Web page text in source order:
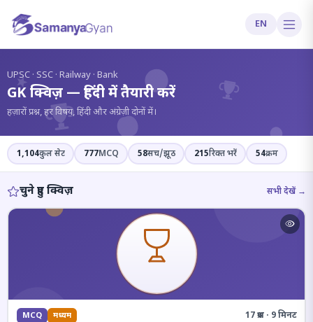
EN
?
UPSC · SSC · Railway · Bank
GK क्विज़ — हिंदी में तैयारी करें
हज़ारों प्रश्न, हर विषय, हिंदी और अंग्रेज़ी दोनों में।
1,104कुल सेट 777MCQ 58सच/झूठ 215रिक्त भरें 54क्रम
चुने हुए क्विज़ सभी देखें →
MCQ मध्यम 17 प्रश्न · 9 मिनट